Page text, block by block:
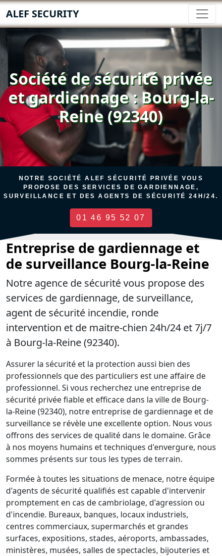
ALEF SECURITY
Société de sécurité privée
et gardiennage : Bourg-la-
Reine (92340)
NOTRE SOCIÉTÉ ALEF SÉCURITÉ PRIVÉE VOUS
PROPOSE DES SERVICES DE GARDIENNAGE,
SURVEILLANCE ET DES AGENTS DE SÉCURITÉ 24H/24.
01 46 95 52 07
Entreprise de gardiennage et
de surveillance Bourg-la-Reine
Notre agence de sécurité vous propose des
services de gardiennage, de surveillance,
agent de sécurité incendie, ronde
intervention et de maitre-chien 24h/24 et 7j/7
à Bourg-la-Reine (92340).
Assurer la sécurité et la protection aussi bien des
professionnels que des particuliers est une affaire de
professionnel. Si vous recherchez une entreprise de
sécurité privée fiable et efficace dans la ville de Bourg-
la-Reine (92340), notre entreprise de gardiennage et de
surveillance se révèle une excellente option. Nous vous
offrons des services de qualité dans le domaine. Grâce
à nos moyens humains et techniques d'envergure, nous
sommes présents sur tous les types de terrain.
Formée à toutes les situations de menace, notre équipe
d'agents de sécurité qualifiés est capable d'intervenir
promptement en cas de cambriolage, d'agression ou
d'incendie. Bureaux, banques, locaux industriels,
centres commerciaux, supermarchés et grandes
surfaces, expositions, stades, aéroports, ambassades,
ministères, musées, salles de spectacles, bijouteries et